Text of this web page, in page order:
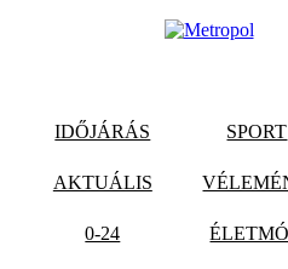
IDŐJÁRÁS SPORT
AKTUÁLIS
0-24